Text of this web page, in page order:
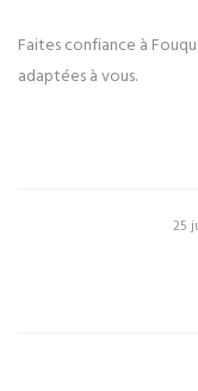
Faites confiance à
adaptées à vous.
25